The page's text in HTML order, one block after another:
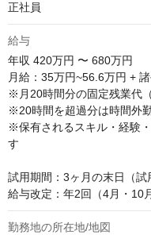
正社員
給与
年収 420万円 〜 680万円
月給：35万円~56.6万円 +
※月20時間分の固定残業代
※20時間を超過分は時間外
※保有されるスキル・経験
す
試用期間：3ヶ月の末日（試
給与改定：年2回（4月・10
勤務地の所在地/地図